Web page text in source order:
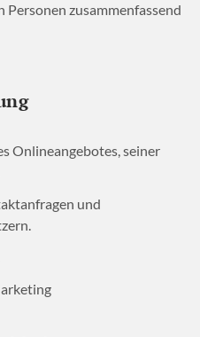
zusammenfassend
Onlineangebotes, seiner
und